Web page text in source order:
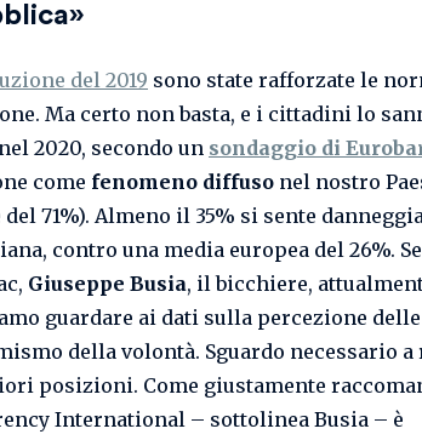
a»
del 2019 sono state rafforzate le
Ma certo non basta, e i cittadini lo
nel 2020, secondo un sondaggio di
come fenomeno diffuso nel nostro
71%). Almeno il 35% si sente
contro una media europea del 26%.
Giuseppe Busia, il bicchiere,
guardare ai dati sulla percezione delle
della volontà. Sguardo necessario
posizioni. Come giustamente
International – sottolinea Busia – è